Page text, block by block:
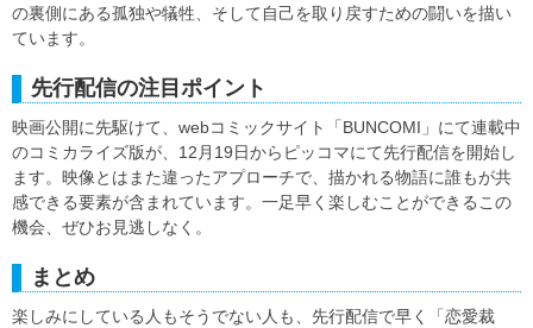
の裏側にある孤独や犠牲、そして自己を取り戻すための闘いを描い
ています。
先行配信の注目ポイント
映画公開に先駆けて、webコミックサイト「BUNCOMI」にて連載中
のコミカライズ版が、12月19日からピッコマにて先行配信を開始し
ます。映像とはまた違ったアプローチで、描かれる物語に誰もが共
感できる要素が含まれています。一足早く楽しむことができるこの
機会、ぜひお見逃しなく。
まとめ
楽しみにしている人もそうでない人も、先行配信で早く「恋愛裁